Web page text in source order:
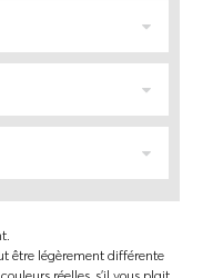
être légèrement différente